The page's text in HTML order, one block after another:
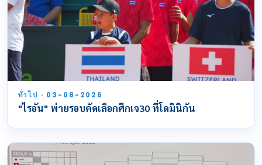
ทั่วไป · 03-08-2026
"ไรอัน" พ่ายรอบคัดเลือกศึกเจ30 ที่โดมินิกัน